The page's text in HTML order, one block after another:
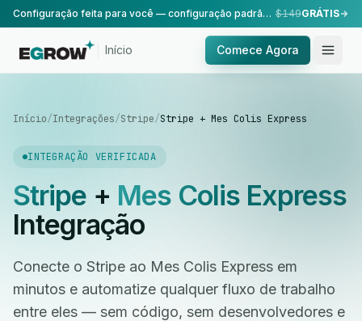
Configuração feita para você — configuração padrão, realizada pela nossa equipe. $149GRÁTIS
Início Comece Agora
Início/Integrações/Stripe/Stripe + Mes Colis Express
INTEGRAÇÃO VERIFICADA
Stripe+ Mes Colis Express
Integração
Conecte o Stripe ao Mes Colis Express em
minutos e automatize qualquer fluxo de trabalho
entre eles — sem código, sem desenvolvedores e